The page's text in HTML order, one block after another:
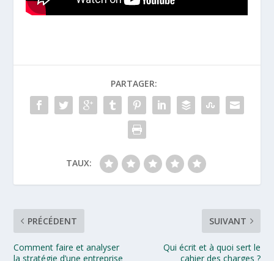
PARTAGER:
TAUX:
PRÉCÉDENT
Comment faire et analyser
la stratégie d’une entreprise
SUIVANT
Qui écrit et à quoi sert le
cahier des charges ?